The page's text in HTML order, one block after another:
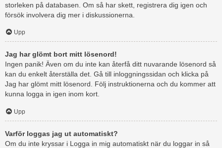
storleken på databasen. Om så har skett, registrera dig igen och
försök involvera dig mer i diskussionerna.
Upp
Jag har glömt bort mitt lösenord!
Ingen panik! Även om du inte kan återfå ditt nuvarande lösenord så
kan du enkelt återställa det. Gå till inloggningssidan och klicka på
Jag har glömt mitt lösenord. Följ instruktionerna och du kommer att
kunna logga in igen inom kort.
Upp
Varför loggas jag ut automatiskt?
Om du inte kryssar i Logga in mig automatiskt när du loggar in så